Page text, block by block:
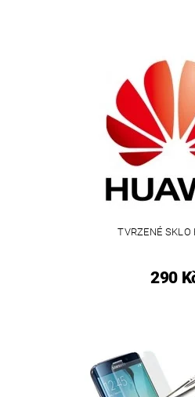
TVRZENÉ SKLO
290